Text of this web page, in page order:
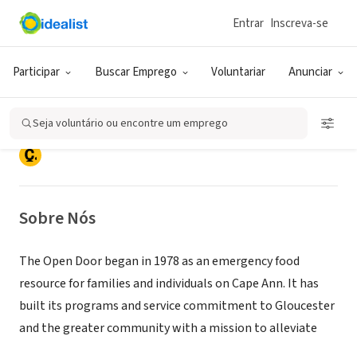
Participar Buscar Emprego Voluntariar Anunciar
Entrar Inscreva-se
Seja voluntário ou encontre um emprego
ONG (SETOR SOCIAL)
The Open Door/Cape Ann Food
Pantry
Gloucester, MA|www.foodpantry.org
Sobre Nós
The Open Door began in 1978 as an emergency food
resource for families and individuals on Cape Ann. It has
built its programs and service commitment to Gloucester
and the greater community with a mission to alleviate